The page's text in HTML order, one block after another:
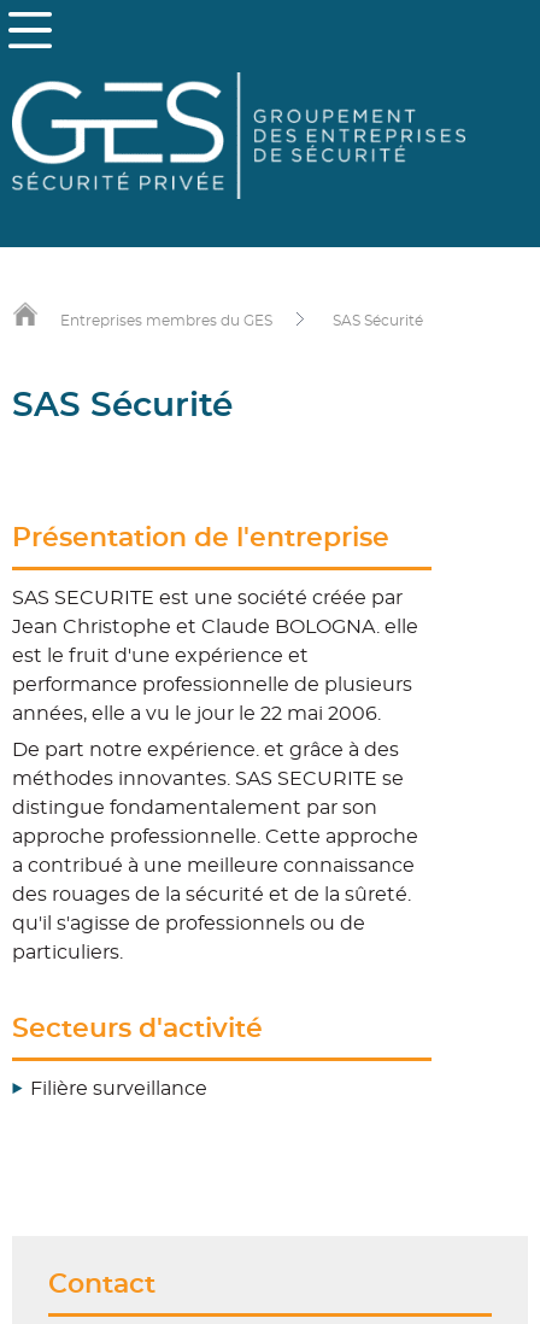
Entreprises membres du GES SAS Sécurité
SAS Sécurité
Présentation de l'entreprise
SAS SECURITE est une société créée par
Jean Christophe et Claude BOLOGNA. elle
est le fruit d'une expérience et
performance professionnelle de plusieurs
années, elle a vu le jour le 22 mai 2006.
De part notre expérience. et grâce à des
méthodes innovantes. SAS SECURITE se
distingue fondamentalement par son
approche professionnelle. Cette approche
a contribué à une meilleure connaissance
des rouages de la sécurité et de la sûreté.
qu'il s'agisse de professionnels ou de
particuliers.
Secteurs d'activité
Filière surveillance
Contact